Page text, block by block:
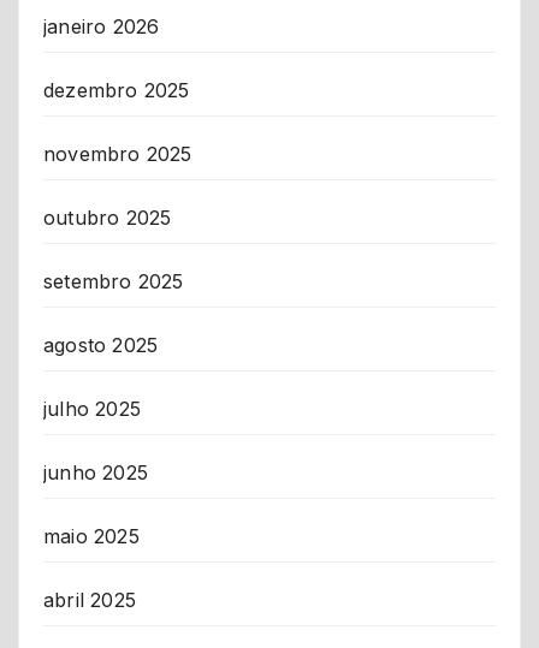
janeiro 2026
dezembro 2025
novembro 2025
outubro 2025
setembro 2025
agosto 2025
julho 2025
junho 2025
maio 2025
abril 2025